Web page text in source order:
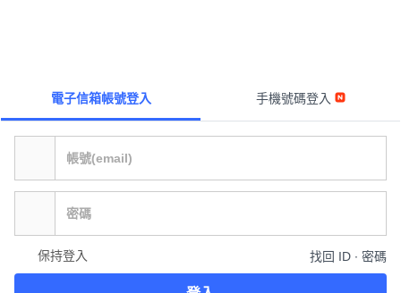
電子信箱帳號登入 手機號碼登入
保持登入 找回 ID ∙ 密碼